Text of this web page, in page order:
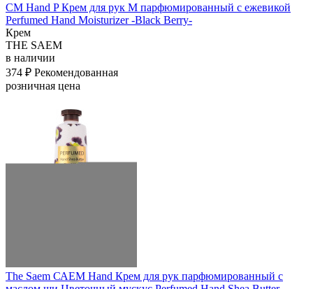
СМ Hand P Крем для рук M парфюмированный с ежевикой
Perfumed Hand Moisturizer -Black Berry-
Крем
THE SAEM
в наличии
374 ₽ Рекомендованная
розничная цена
The Saem САЕМ Hand Крем для рук парфюмированный с